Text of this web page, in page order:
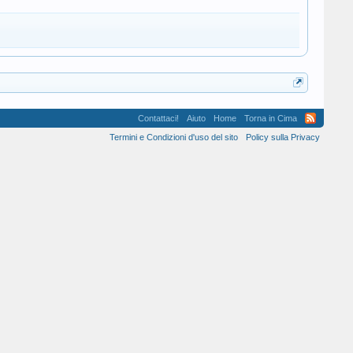
Contattaci! Aiuto Home
Torna in Cima
Termini e Condizioni d'uso del sito
Policy sulla Privacy